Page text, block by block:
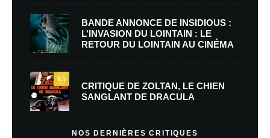
BANDE ANNONCE DE INSIDIOUS :
L’INVASION DU LOINTAIN : LE
RETOUR DU LOINTAIN AU CINÉMA
7.5
CRITIQUE DE ZOLTAN, LE CHIEN
SANGLANT DE DRACULA
NOS DERNIÈRES CRITIQUES